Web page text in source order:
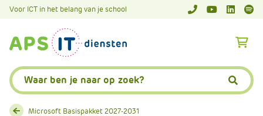
Voor ICT in het belang van je school
Zoeken:
A
s
.
F
Microsoft Basispakket 2027-2031